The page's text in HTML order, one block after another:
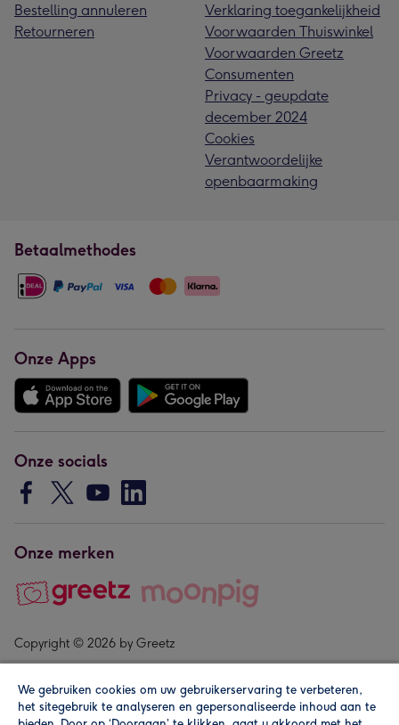
Bestelling annuleren
Retourneren
Verklaring toegankelijkheid
Voorwaarden Thuiswinkel
Voorwaarden Greetz
Consumenten
Privacy - geupdate
december 2024
Cookies
Verantwoordelijke
openbaarmaking
Betaalmethodes
Onze Apps
Onze socials
Onze merken
Copyright © 2026 by Greetz
We gebruiken cookies om uw gebruikerservaring te verbeteren,
het sitegebruik te analyseren en gepersonaliseerde inhoud aan te